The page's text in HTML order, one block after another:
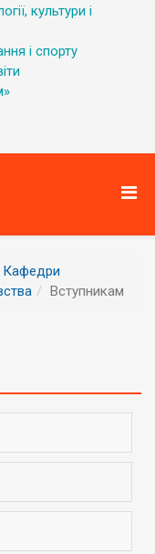
культури і
і спорту
Кафедри
Вступникам